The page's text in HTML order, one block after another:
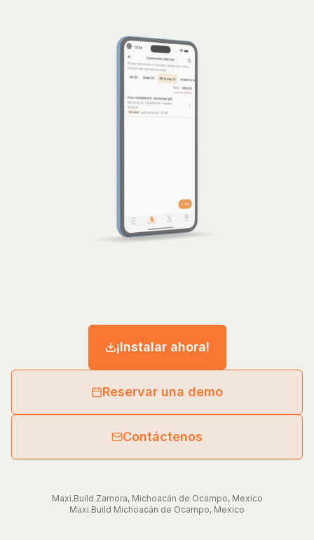
¡Instalar ahora!
Reservar una demo
Contáctenos
Maxi.Build Zamora, Michoacán de Ocampo, Mexico
Maxi.Build Michoacán de Ocampo, Mexico